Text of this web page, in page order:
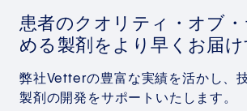
患者のクオリティ・オブ
める製剤をより早くお届
弊社Vetterの豊富な実績を活かし、
製剤の開発をサポートいたします。